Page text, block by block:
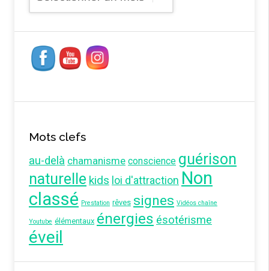
Mots clefs
au-delà chamanisme conscience guérison
naturelle kids loi d'attraction Non
classé Prestation rêves signes Vidéos chaîne
Youtube élémentaux énergies ésotérisme
éveil